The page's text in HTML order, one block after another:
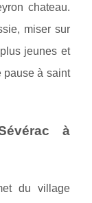
chateau.
miser sur
jeunes et
pause à saint
à
du village